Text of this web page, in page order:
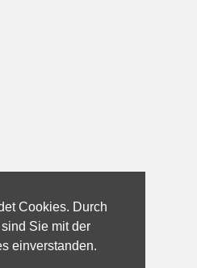
Cookies. Durch
Sie mit der
einverstanden.